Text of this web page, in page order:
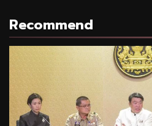
Recommend